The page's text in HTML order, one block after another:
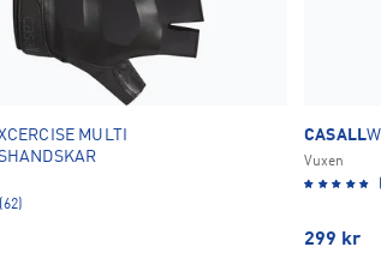
MULTI
(62)
CASALL
Vuxen
299 kr